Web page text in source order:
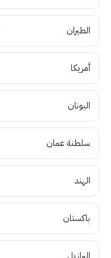
الطيران
أمريكا
اليونان
سلطنة عمان
الهند
باكستان